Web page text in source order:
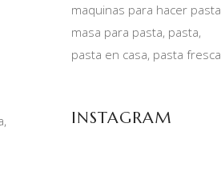
maquinas para hacer pasta
masa para pasta pasta
pasta en casa pasta fresca
INSTAGRAM